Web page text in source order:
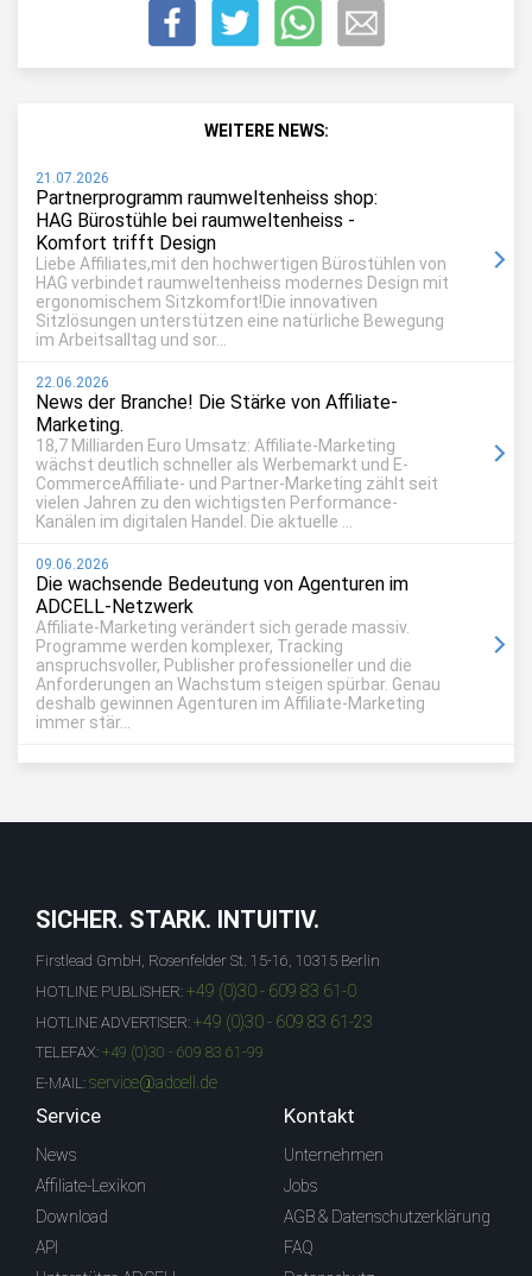
WEITERE NEWS:
21.07.2026
Partnerprogramm raumweltenheiss shop:
HAG Bürostühle bei raumweltenheiss -
Komfort trifft Design
Liebe Affiliates,mit den hochwertigen Bürostühlen von
HAG verbindet raumweltenheiss modernes Design mit
ergonomischem Sitzkomfort!Die innovativen
Sitzlösungen unterstützen eine natürliche Bewegung
im Arbeitsalltag und sor...
22.06.2026
News der Branche! Die Stärke von Affiliate-
Marketing.
18,7 Milliarden Euro Umsatz: Affiliate-Marketing
wächst deutlich schneller als Werbemarkt und E-
CommerceAffiliate- und Partner-Marketing zählt seit
vielen Jahren zu den wichtigsten Performance-
Kanälen im digitalen Handel. Die aktuelle ...
09.06.2026
Die wachsende Bedeutung von Agenturen im
ADCELL-Netzwerk
Affiliate-Marketing verändert sich gerade massiv.
Programme werden komplexer, Tracking
anspruchsvoller, Publisher professioneller und die
Anforderungen an Wachstum steigen spürbar. Genau
deshalb gewinnen Agenturen im Affiliate-Marketing
immer stär...
SICHER. STARK. INTUITIV.
Firstlead GmbH, Rosenfelder St. 15-16, 10315 Berlin
HOTLINE PUBLISHER: +49 (0)30 - 609 83 61-0
HOTLINE ADVERTISER: +49 (0)30 - 609 83 61-23
TELEFAX: +49 (0)30 - 609 83 61-99
E-MAIL: service@adcell.de
Service
News
Affiliate-Lexikon
Download
API
Kontakt
Unternehmen
Jobs
AGB & Datenschutzerklärung
FAQ